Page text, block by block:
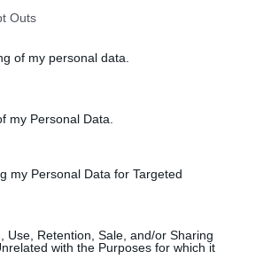
Outs
of my personal data.
my Personal Data.
my Personal Data for Targeted
Use, Retention, Sale, and/or Sharing
with the Purposes for which it